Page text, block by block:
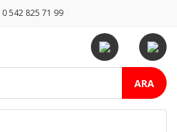
0 542 825 71 99
ARA